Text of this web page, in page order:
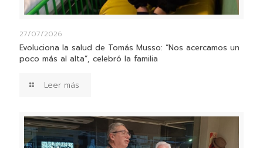
27/07/2026
Evoluciona la salud de Tomás Musso: “Nos acercamos un
poco más al alta”, celebró la familia
Leer más